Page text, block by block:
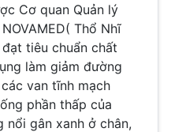
Cơ quan Quản lý
Thổ Nhĩ
tiêu chuẩn chất
làm giảm đường
van tĩnh mạch
phần thấp của
nổi gân xanh ở chân,